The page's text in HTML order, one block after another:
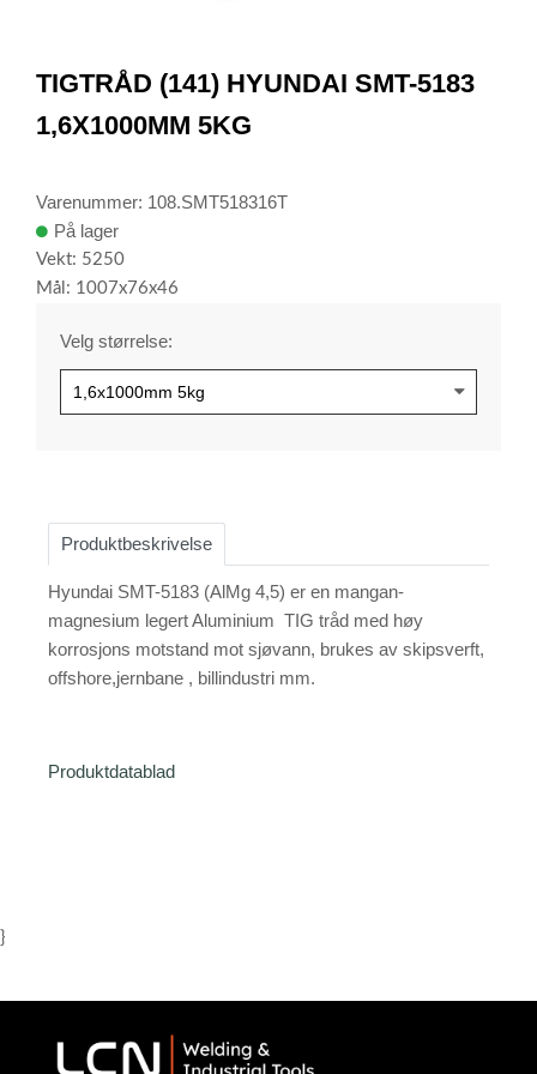
1
TIGTRÅD (141) HYUNDAI SMT-5183
1,6X1000MM 5KG
Varenummer: 108.SMT518316T
På lager
Vekt: 5250
Mål: 1007x76x46
Velg størrelse:
Produktbeskrivelse
Hyundai SMT-5183 (AlMg 4,5) er en mangan-
magnesium legert Aluminium TIG tråd med høy
korrosjons motstand mot sjøvann, brukes av skipsverft,
offshore,jernbane , billindustri mm.
Produktdatablad
}